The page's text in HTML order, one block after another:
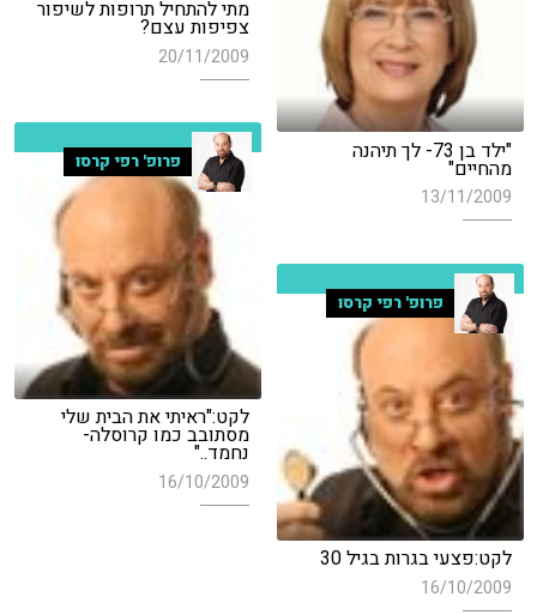
מתי להתחיל תרופות לשיפור
צפיפות עצם?
20/11/2009
"ילד בן 73- לך תיהנה
מהחיים"
13/11/2009
פרופ' רפי קרסו
לקט:"ראיתי את הבית שלי
מסתובב כמו קרוסלה-
נחמד.."
16/10/2009
פרופ' רפי קרסו
לקט:פצעי בגרות בגיל 30
16/10/2009